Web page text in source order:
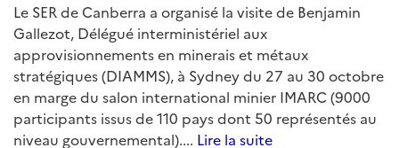
Le SER de Canberra a organisé la visite de Benjamin
Gallezot, Délégué interministériel aux
approvisionnements en minerais et métaux
stratégiques (DIAMMS), à Sydney du 27 au 30 octobre
en marge du salon international minier IMARC (9000
participants issus de 110 pays dont 50 représentés au
niveau gouvernemental).... Lire la suite